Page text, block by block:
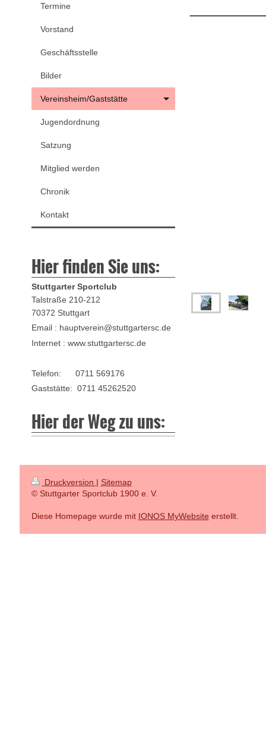
Termine
Vorstand
Geschäftsstelle
Bilder
Vereinsheim/Gaststätte
Jugendordnung
Satzung
Mitglied werden
Chronik
Kontakt
Hier finden Sie uns:
Stuttgarter Sportclub
Talstraße 210-212
70372 Stuttgart
Email : hauptverein@stuttgartersc.de
Internet : www.stuttgartersc.de
Telefon: 0711 569176
Gaststätte: 0711 45262520
Hier der Weg zu uns:
Druckversion | Sitemap
© Stuttgarter Sportclub 1900 e. V.
Diese Homepage wurde mit IONOS MyWebsite erstellt.